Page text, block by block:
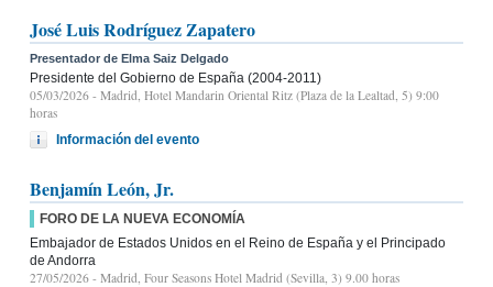
José Luis Rodríguez Zapatero
Presentador de Elma Saiz Delgado
Presidente del Gobierno de España (2004-2011)
05/03/2026 - Madrid, Hotel Mandarin Oriental Ritz (Plaza de la Lealtad, 5) 9:00
horas
Información del evento
Benjamín León, Jr.
FORO DE LA NUEVA ECONOMÍA
Embajador de Estados Unidos en el Reino de España y el Principado
de Andorra
27/05/2026 - Madrid, Four Seasons Hotel Madrid (Sevilla, 3) 9.00 horas